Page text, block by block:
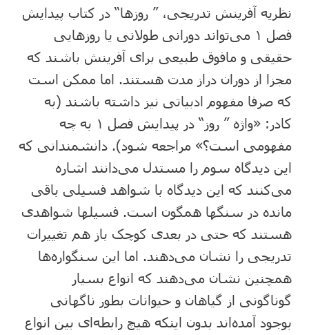
نظریه آفرینش تدریجی، ” روزها“ در کتاب پیدایش
فصل ۱ می‌تواند دورانی طولانی یا روزهایی
حقیقی و مافوق طبیعی برای آفرینش باشند که
مجزا از دوران دراز مدت هستند. اما ممکن است
که صرفا مفهوم ادبیاتی نیز داشته باشند (به
کادر: «واژه ” روز“ در پیدایش فصل ۱ به چه
مفهومی است؟» مراجعه شود). دانشمندانی که
این دیدگاه سوم را مستدل می‌دانند اشاره
می‌کنند که این دیدگاه با شواهد فسیلی باقی
مانده در سنگها همگون است. فسیلها شواهدی
هستند که حتی در بعدی کوچک باز هم تغییرات
تدریجی را نشان می‌دهند. اما این سنگواره‌ها
همچنین نشان می‌دهند که انواع بسیار
گوناگونی از گیاهان و حیوانات بطور ناگهانی
بوجود آمده‌اند بدون اینکه هیچ رابطه‌ای بین انواع